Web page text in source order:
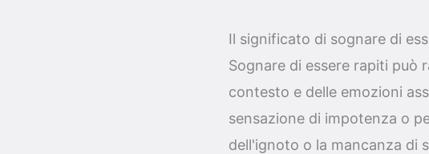
Il significato di sognare di
Sognare di essere rapiti può
contesto e delle emozioni
sensazione di impotenza o
dell'ignoto o la mancanza di